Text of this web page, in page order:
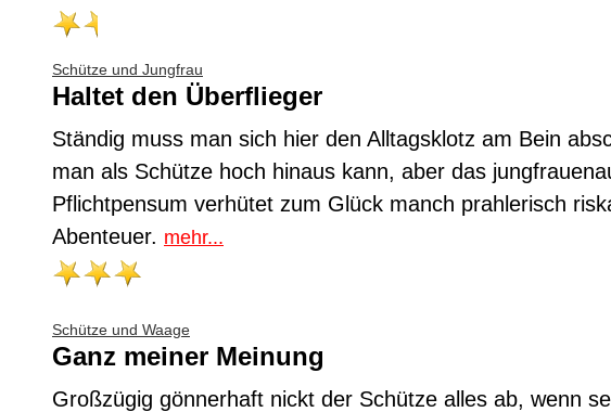
Schütze und Jungfrau
Haltet den Überflieger
Ständig muss man sich hier den Alltagsklotz am Bein
man als Schütze hoch hinaus kann, aber das
Pflichtpensum verhütet zum Glück manch prahlerisch
Abenteuer. mehr...
Schütze und Waage
Ganz meiner Meinung
Großzügig gönnerhaft nickt der Schütze alles ab, wenn